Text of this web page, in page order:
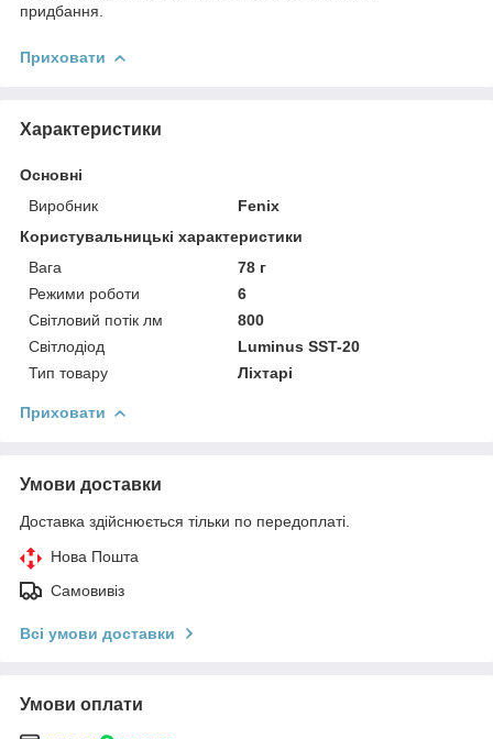
придбання.
Приховати
Характеристики
Основні
Виробник
Fenix
Користувальницькі характеристики
Вага
78 г
Режими роботи
6
Світловий потік лм
800
Світлодіод
Luminus SST-20
Тип товару
Ліхтарі
Приховати
Умови доставки
Доставка здійснюється тільки по передоплаті.
Нова Пошта
Самовивіз
Всі умови доставки
Умови оплати